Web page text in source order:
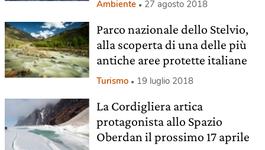
Ambiente 27 agosto 2018
Parco nazionale dello Stelvio,
alla scoperta di una delle più
antiche aree protette italiane
Turismo 19 luglio 2018
La Cordigliera artica
protagonista allo Spazio
Oberdan il prossimo 17 aprile